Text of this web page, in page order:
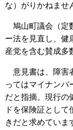
な）がりかねませ
鳩山町議会（定
ー法を見直し、健
産党を含む賛成多
意見書は、障害
ってはマイナンバ
だと指摘。現行の
ドを保険証とし
きだと求めていま